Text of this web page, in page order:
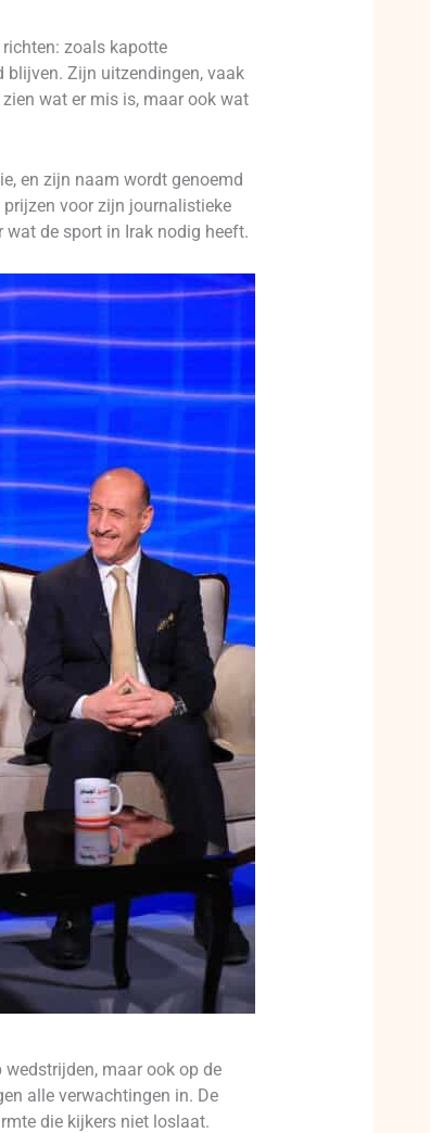
zoals kapotte
blijven. Zijn uitzendingen, vaak
wat er mis is, maar ook wat
en zijn naam wordt genoemd
voor zijn journalistieke
de sport in Irak nodig heeft.
maar ook op de
alle verwachtingen in. De
die kijkers niet loslaat.